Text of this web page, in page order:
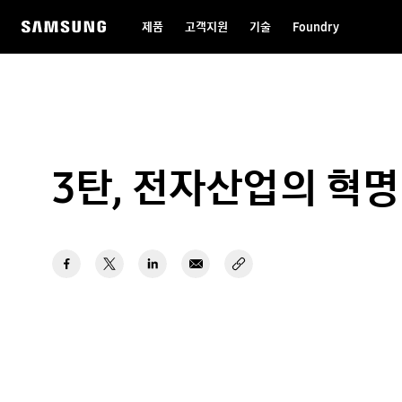
제품 고객지원 기술 Foundry
3탄, 전자산업의 혁